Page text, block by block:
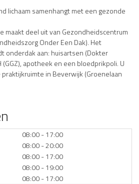
lichaam samenhangt met een gezonde
maakt deel uit van Gezondheidscentrum
Onder Een Dak). Het
onderdak aan: huisartsen (Dokter
(GGZ), apotheek en een bloedprikpoli. U
in Beverwijk (Groenelaan
08:00 - 17:00
08:00 - 20:00
08:00 - 17:00
08:00 - 19:00
08:00 - 17:00